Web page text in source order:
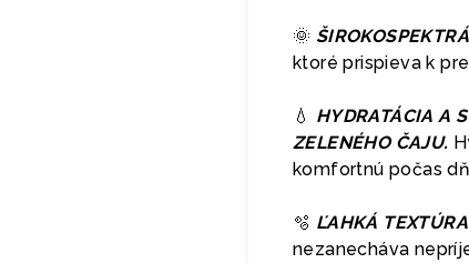
🌞
ktoré prispieva k
💧 HYDRATÁCIA A
ZELENÉHO ČAJU.
komfortnú počas
🫧 ĽAHKÁ
nezanecháva